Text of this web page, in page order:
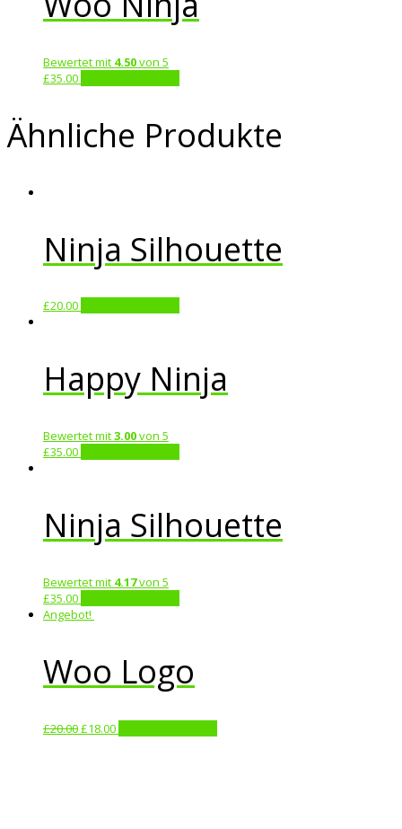
Bewertet mit 4.50von 5
£35.00
Ähnliche Produkte
Ninja Silhouette
£20.00
Happy Ninja
Bewertet mit3.00von 5
£35.00
Ninja Silhouette
Bewertet mit 4.17von 5
£35.00
Angebot!
Woo Logo
£20.00£18.00